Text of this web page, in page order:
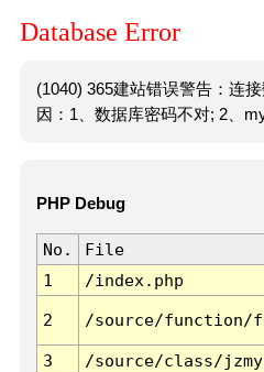
Database Error
(1040) 365建站错误警告：连
因：1、数据库密码不对; 2、
PHP Debug
No. File
1
/index.php
2 /source/function/
3 /source/class/